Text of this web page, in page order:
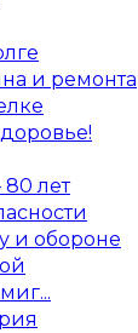
и ремонта
80 лет
и обороне